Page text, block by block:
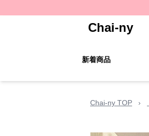
Chai-ny
新着商品
Chai-ny TOP ›